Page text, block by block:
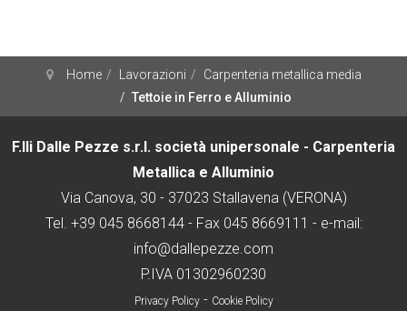
Home Lavorazioni
Carpenteria metallica media
Tettoie in Ferro e Alluminio
F.lli Dalle Pezze s.r.l. società unipersonale - Carpenteria
Metallica e Alluminio
Via Canova, 30 - 37023 Stallavena (VERONA)
Tel. +39 045 8668144- Fax 045 8669111 - e-mail:
info@dallepezze.com
P.IVA 01302960230
Privacy Policy- Cookie Policy